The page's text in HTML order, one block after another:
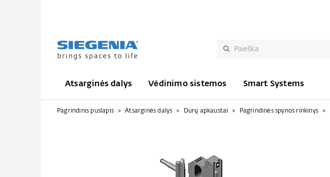
Atsarginės dalys Vėdinimo sistemos Smart Systems
Pagrindinis puslapis Atsarginės dalys Durų apkaustai Pagrindinės spynos rinkinys